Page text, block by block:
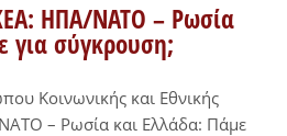
ΗΠΑ/ΝΑΤΟ – Ρωσία
για σύγκρουση;
Κοινωνικής και Εθνικής
– Ρωσία και Ελλάδα: Πάμε